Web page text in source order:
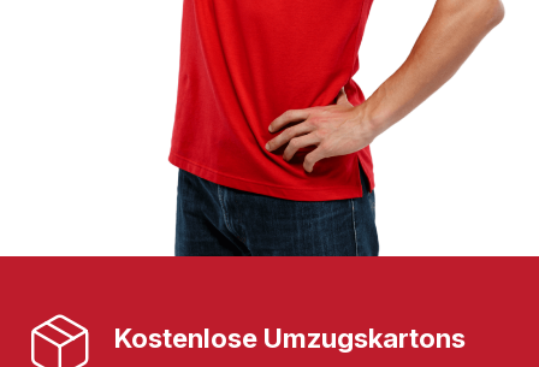
Kostenlose Umzugskartons